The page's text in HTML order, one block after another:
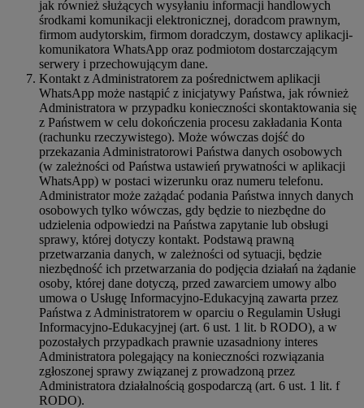
jak również służących wysyłaniu informacji handlowych
środkami komunikacji elektronicznej, doradcom prawnym,
firmom audytorskim, firmom doradczym, dostawcy aplikacji-
komunikatora WhatsApp oraz podmiotom dostarczającym
serwery i przechowującym dane.
Kontakt z Administratorem za pośrednictwem aplikacji
WhatsApp może nastąpić z inicjatywy Państwa, jak również
Administratora w przypadku konieczności skontaktowania się
z Państwem w celu dokończenia procesu zakładania Konta
(rachunku rzeczywistego). Może wówczas dojść do
przekazania Administratorowi Państwa danych osobowych
(w zależności od Państwa ustawień prywatności w aplikacji
WhatsApp) w postaci wizerunku oraz numeru telefonu.
Administrator może zażądać podania Państwa innych danych
osobowych tylko wówczas, gdy będzie to niezbędne do
udzielenia odpowiedzi na Państwa zapytanie lub obsługi
sprawy, której dotyczy kontakt. Podstawą prawną
przetwarzania danych, w zależności od sytuacji, będzie
niezbędność ich przetwarzania do podjęcia działań na żądanie
osoby, której dane dotyczą, przed zawarciem umowy albo
umowa o Usługę Informacyjno-Edukacyjną zawarta przez
Państwa z Administratorem w oparciu o Regulamin Usługi
Informacyjno-Edukacyjnej (art. 6 ust. 1 lit. b RODO), a w
pozostałych przypadkach prawnie uzasadniony interes
Administratora polegający na konieczności rozwiązania
zgłoszonej sprawy związanej z prowadzoną przez
Administratora działalnością gospodarczą (art. 6 ust. 1 lit. f
RODO).